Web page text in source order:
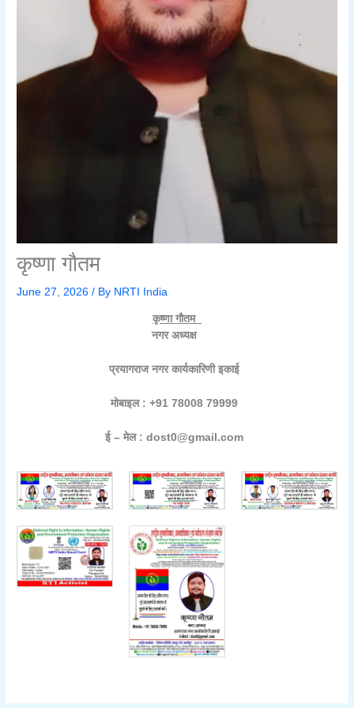
कृष्णा गौतम
June 27, 2026/ By NRTI India
कृष्णा गौतम
नगर अध्यक्ष
प्रयागराज नगर कार्यकारिणी इकाई
मोबाइल : +91 78008 79999
ई – मेल : dost0@gmail.com